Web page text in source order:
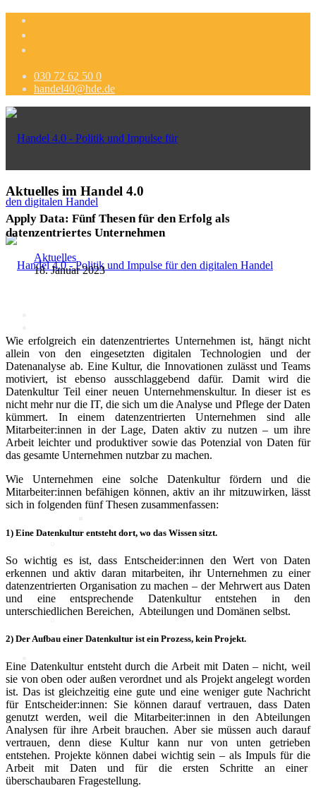
030 72 62 50 0
handel40@hde.de
Politik
Marktdaten
Digitales 1x1
IT-Sicherheit
Cyber-Sicherheit im Handel
Tipps und Infomaterial
IT-Grundschutzprofil
Digitalisierung am Point of
Sale
Social Media
Unternehmenswebseite
Mobile
Best-Practices ZukunftHandel
Deep Dive Künstliche
Intelligenz
KI-Kompetenzen
Digitale Innenstadt
Aktuelles im Handel 4.0
Apply Data: Fünf Thesen für den Erfolg als
datenzentriertes Unternehmen
Aktuelles
18. Januar 2023
Wie erfolgreich ein datenzentriertes Unternehmen ist, hängt nicht
allein von den eingesetzten digitalen Technologien und der
Datenanalyse ab. Eine Kultur, die Innovationen zulässt und Teams
motiviert, ist ebenso ausschlaggebend dafür. Damit wird die
Datenkultur Teil einer neuen Unternehmenskultur. In dieser ist es
nicht mehr nur die IT, die sich um die Analyse und Pflege der Daten
kümmert. In einem datenzentrierten Unternehmen sind alle
Mitarbeiter:innen in der Lage, Daten aktiv zu nutzen – um ihre
Arbeit leichter und produktiver sowie das Potenzial von Daten für
das gesamte Unternehmen nutzbar zu machen.
Wie Unternehmen eine solche Datenkultur fördern und die
Mitarbeiter:innen befähigen können, aktiv an ihr mitzuwirken, lässt
sich in folgenden fünf Thesen zusammenfassen:
1) Eine Datenkultur entsteht dort, wo das Wissen sitzt.
So wichtig es ist, dass Entscheider:innen den Wert von Daten
erkennen und aktiv daran mitarbeiten, ihr Unternehmen zu einer
datenzentrierten Organisation zu machen – der Mehrwert aus Daten
und eine entsprechende Datenkultur entstehen in den
unterschiedlichen Bereichen, Abteilungen und Domänen selbst.
2) Der Aufbau einer Datenkultur ist ein Prozess, kein Projekt.
Eine Datenkultur entsteht durch die Arbeit mit Daten – nicht, weil
sie von oben oder außen verordnet und als Projekt angelegt worden
ist. Das ist gleichzeitig eine gute und eine weniger gute Nachricht
für Entscheider:innen: Sie können darauf vertrauen, dass Daten
genutzt werden, weil die Mitarbeiter:innen in den Abteilungen
Analysen für ihre Arbeit brauchen. Aber sie müssen auch darauf
vertrauen, denn diese Kultur kann nur von unten getrieben
entstehen. Projekte können dabei wichtig sein – als Impuls für die
Arbeit mit Daten und für die ersten Schritte an einer
überschaubaren Fragestellung.